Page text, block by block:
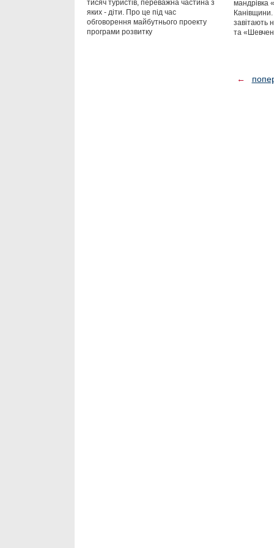
тисяч туристів, переважна частина з
яких - діти. Про це під час
обговорення майбутнього проекту
програми розвитку
мандрівка
завітають
та
←